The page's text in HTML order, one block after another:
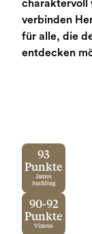
charaktervoll
verbinden
für alle, die
entdecken
93
Punkte
James
Suckling
90-92
Punkte
Vinous